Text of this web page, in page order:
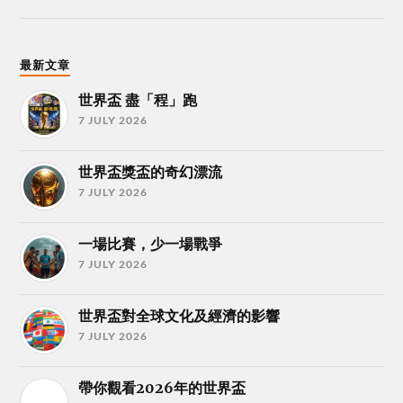
最新文章
世界盃 盡「程」跑
7 JULY 2026
世界盃獎盃的奇幻漂流
7 JULY 2026
一場比賽，少一場戰爭
7 JULY 2026
世界盃對全球文化及經濟的影響
7 JULY 2026
帶你觀看2026年的世界盃